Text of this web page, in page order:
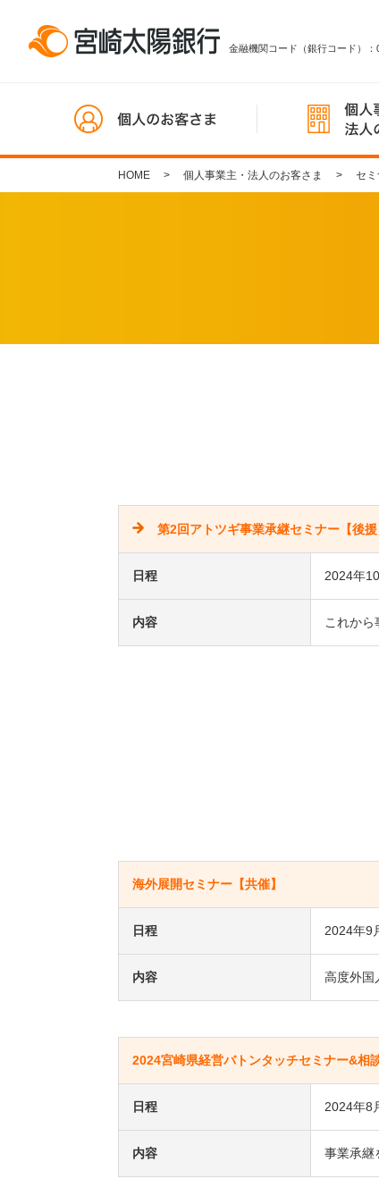
金融機関コード（銀行コード）：
HOME 個人事業主・法人のお客さま セ
第2回アトツギ事業承継セミナー【後援
日程 2024年
内容 これから
海外展開セミナー【共催】
日程 2024年9
内容 高度外国
2024宮崎県経営バトンタッチセミナー&相
日程 2024年8
内容 事業承継